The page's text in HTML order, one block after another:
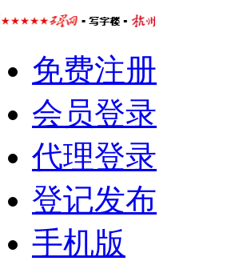
免费注册
会员登录
代理登录
登记发布
手机版